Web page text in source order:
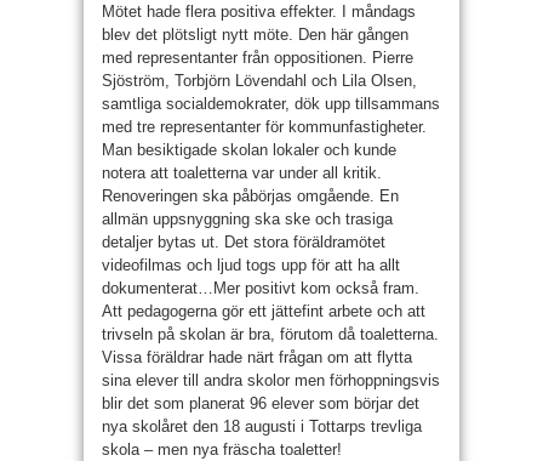
Mötet hade flera positiva effekter. I måndags
blev det plötsligt nytt möte. Den här gången
med representanter från oppositionen. Pierre
Sjöström, Torbjörn Lövendahl och Lila Olsen,
samtliga socialdemokrater, dök upp tillsammans
med tre representanter för kommunfastigheter.
Man besiktigade skolan lokaler och kunde
notera att toaletterna var under all kritik.
Renoveringen ska påbörjas omgående. En
allmän uppsnyggning ska ske och trasiga
detaljer bytas ut. Det stora föräldramötet
videofilmas och ljud togs upp för att ha allt
dokumenterat…Mer positivt kom också fram.
Att pedagogerna gör ett jättefint arbete och att
trivseln på skolan är bra, förutom då toaletterna.
Vissa föräldrar hade närt frågan om att flytta
sina elever till andra skolor men förhoppningsvis
blir det som planerat 96 elever som börjar det
nya skolåret den 18 augusti i Tottarps trevliga
skola – men nya fräscha toaletter!